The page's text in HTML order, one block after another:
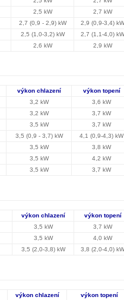
2,5 kW 2,7 kW
2,7 (0,9 - 2,9) kW 2,9 (0,9-3,4) kW
2,5 (1,0-3,2) kW 2,7 (1,1-4,0) kW
2,6 kW 2,9 kW
výkon chlazení výkon topení
3,2 kW 3,6 kW
3,2 kW 3,7 kW
3,5 kW 3,7 kW
3,5 (0,9 - 3,7) kW 4,1 (0,9-4,3) kW
3,5 kW 3,8 kW
3,5 kW 4,2 kW
3,5 kW 3,7 kW
výkon chlazení výkon topení
3,5 kW 3,7 kW
3,5 kW 4,0 kW
3,5 (2,0-3,8) kW 3,8 (2,0-4,0) kW
výkon chlazení výkon topení